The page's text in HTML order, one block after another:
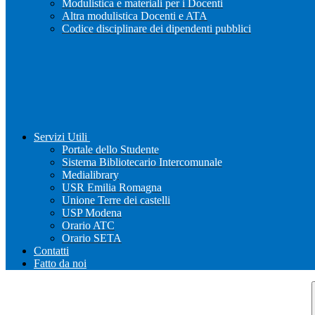
Modulistica e materiali per i Docenti
Altra modulistica Docenti e ATA
Codice disciplinare dei dipendenti pubblici
Servizi Utili
Portale dello Studente
Sistema Bibliotecario Intercomunale
Medialibrary
USR Emilia Romagna
Unione Terre dei castelli
USP Modena
Orario ATC
Orario SETA
Contatti
Fatto da noi